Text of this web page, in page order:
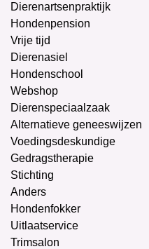
Dierenartsenpraktijk
Hondenpension
Vrije tijd
Dierenasiel
Hondenschool
Webshop
Dierenspeciaalzaak
Alternatieve geneeswijzen
Voedingsdeskundige
Gedragstherapie
Stichting
Anders
Hondenfokker
Uitlaatservice
Trimsalon